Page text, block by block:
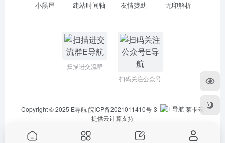
小黑屋
建站时间轴
友情赞助
无印解析
扫描进交流群
扫码关注公众号
Copyright © 2025 E导航皖ICP备2021011410号-3
莱卡云
提供云计算支持